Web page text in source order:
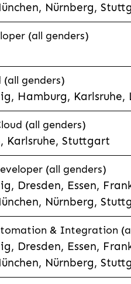
Nürnberg,
(all genders)
genders)
Hamburg,
(all genders)
Karlsruhe, Stuttgart
(all genders)
Dresden, Essen,
Nürnberg,
& Integration
Dresden, Essen,
Nürnberg,